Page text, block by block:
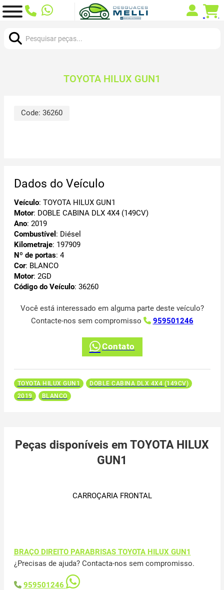
TOYOTA HILUX GUN1
Code: 36260
Dados do Veículo
Veículo: TOYOTA HILUX GUN1
Motor: DOBLE CABINA DLX 4X4 (149CV)
Ano: 2019
Combustível : Diésel
Kilometraje: 197909
Nº de portas: 4
Cor: BLANCO
Motor: 2GD
Código do Veículo: 36260
Você está interessado em alguma parte deste veículo?
Contacte-nos sem compromisso
959501246
Contato
TOYOTA HILUX GUN1
DOBLE CABINA DLX 4X4 (149CV)
2019
BLANCO
Peças disponíveis em TOYOTA HILUX
GUN1
CARROÇARIA FRONTAL
BRAÇO DIREITO PARABRISAS TOYOTA HILUX GUN1
¿Precisas de ajuda? Contacta-nos sem compromisso.
959501246